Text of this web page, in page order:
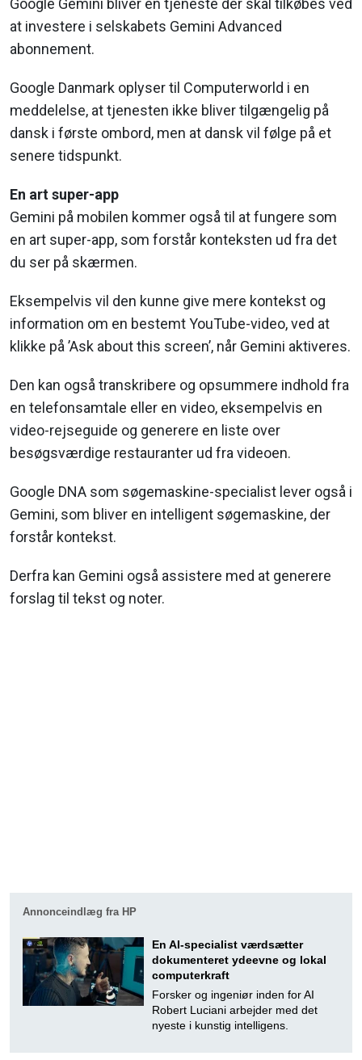
at investere i selskabets Gemini Advanced
abonnement.
Google Danmark oplyser til Computerworld i en
meddelelse, at tjenesten ikke bliver tilgængelig på
dansk i første ombord, men at dansk vil følge på et
senere tidspunkt.
En art super-app
Gemini på mobilen kommer også til at fungere som
en art super-app, som forstår konteksten ud fra det
du ser på skærmen.
Eksempelvis vil den kunne give mere kontekst og
information om en bestemt YouTube-video, ved at
klikke på ’Ask about this screen’, når Gemini aktiveres.
Den kan også transkribere og opsummere indhold fra
en telefonsamtale eller en video, eksempelvis en
video-rejseguide og generere en liste over
besøgsværdige restauranter ud fra videoen.
Google DNA som søgemaskine-specialist lever også i
Gemini, som bliver en intelligent søgemaskine, der
forstår kontekst.
Derfra kan Gemini også assistere med at generere
forslag til tekst og noter.
Annonceindlæg fra HP
En AI-specialist værdsætter
dokumenteret ydeevne og lokal
computerkraft
Forsker og ingeniør inden for AI
Robert Luciani arbejder med det
nyeste i kunstig intelligens.